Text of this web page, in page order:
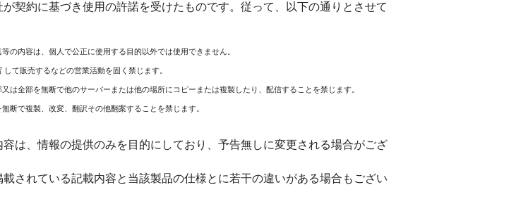
契約に基づき使用の許諾を受けたものです。従って、以下の通りとさせて
の内容は、個人で公正に使用する目的以外では使用できません。
て販売するなどの営業活動を固く禁じます。
は全部を無断で他のサーバーまたは他の場所にコピーまたは複製したり、配信することを禁じます。
断で複製、改変、翻訳その他翻案することを禁じます。
は、情報の提供のみを目的にしており、予告無しに変更される場合がござ
されている記載内容と当該製品の仕様とに若干の違いがある場合もござい